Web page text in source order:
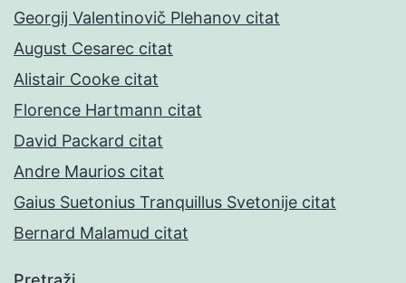
Georgij Valentinovič Plehanov citat
August Cesarec citat
Alistair Cooke citat
Florence Hartmann citat
David Packard citat
Andre Maurios citat
Gaius Suetonius Tranquillus Svetonije citat
Bernard Malamud citat